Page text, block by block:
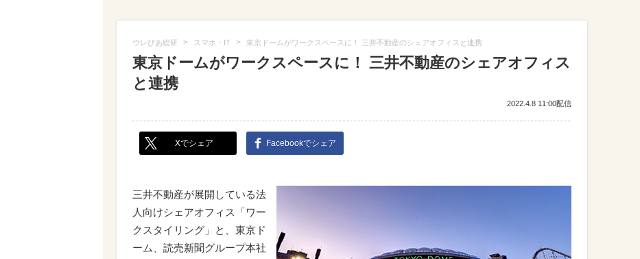
ウレぴあ総研 > スマホ・IT > 東京ドームがワークスペースに！ 三井不動産のシェアオフィスと連携
東京ドームがワークスペースに！ 三井不動産のシェアオフィス
と連携
2022.4.8 11:00配信
Xでシェア Facebookでシェア
三井不動産が展開している法
人向けシェアオフィス「ワー
クスタイリング」と、東京ド
ーム、読売新聞グループ本社